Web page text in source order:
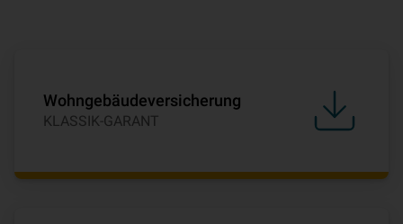
Wohngebäudeversicherung
KLASSIK-GARANT